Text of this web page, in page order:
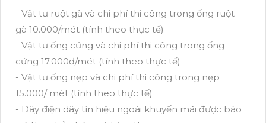
- Vật tư ruột gà và chi phí thi công trong ống ruột
gà 10.000/mét (tính theo thực tế)
- Vật tư ống cứng và chi phí thi công trong ống
cứng 17.000đ/mét (tính theo thực tế)
- Vật tư ống nẹp và chi phí thi công trong nẹp
15.000/ mét (tính theo thực tế)
- Dây điện dây tín hiệu ngoài khuyến mãi được báo